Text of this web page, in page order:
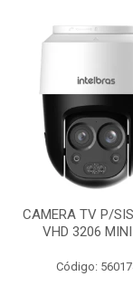
CAMERA TV P/
VHD 3206
Código: